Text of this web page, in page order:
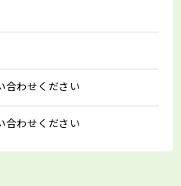
合わせください
合わせください